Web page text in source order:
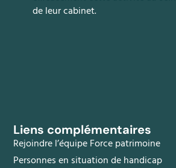
de leur cabinet.
Liens complémentaires
Rejoindre l’équipe Force patrimoine
Personnes en situation de handicap